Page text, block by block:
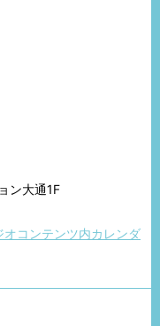
ン大通1F
オコンテンツ内カレンダ